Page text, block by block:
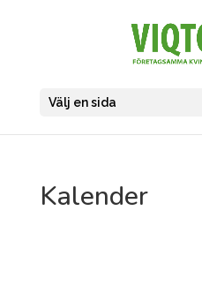
Välj en sida
Kalender